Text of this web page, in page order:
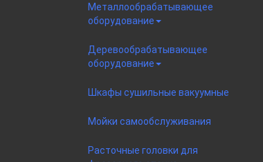
Металлообрабатывающее
оборудование
Деревообрабатывающее
оборудование
Шкафы сушильные вакуумные
Мойки самообслуживания
Расточные головки для